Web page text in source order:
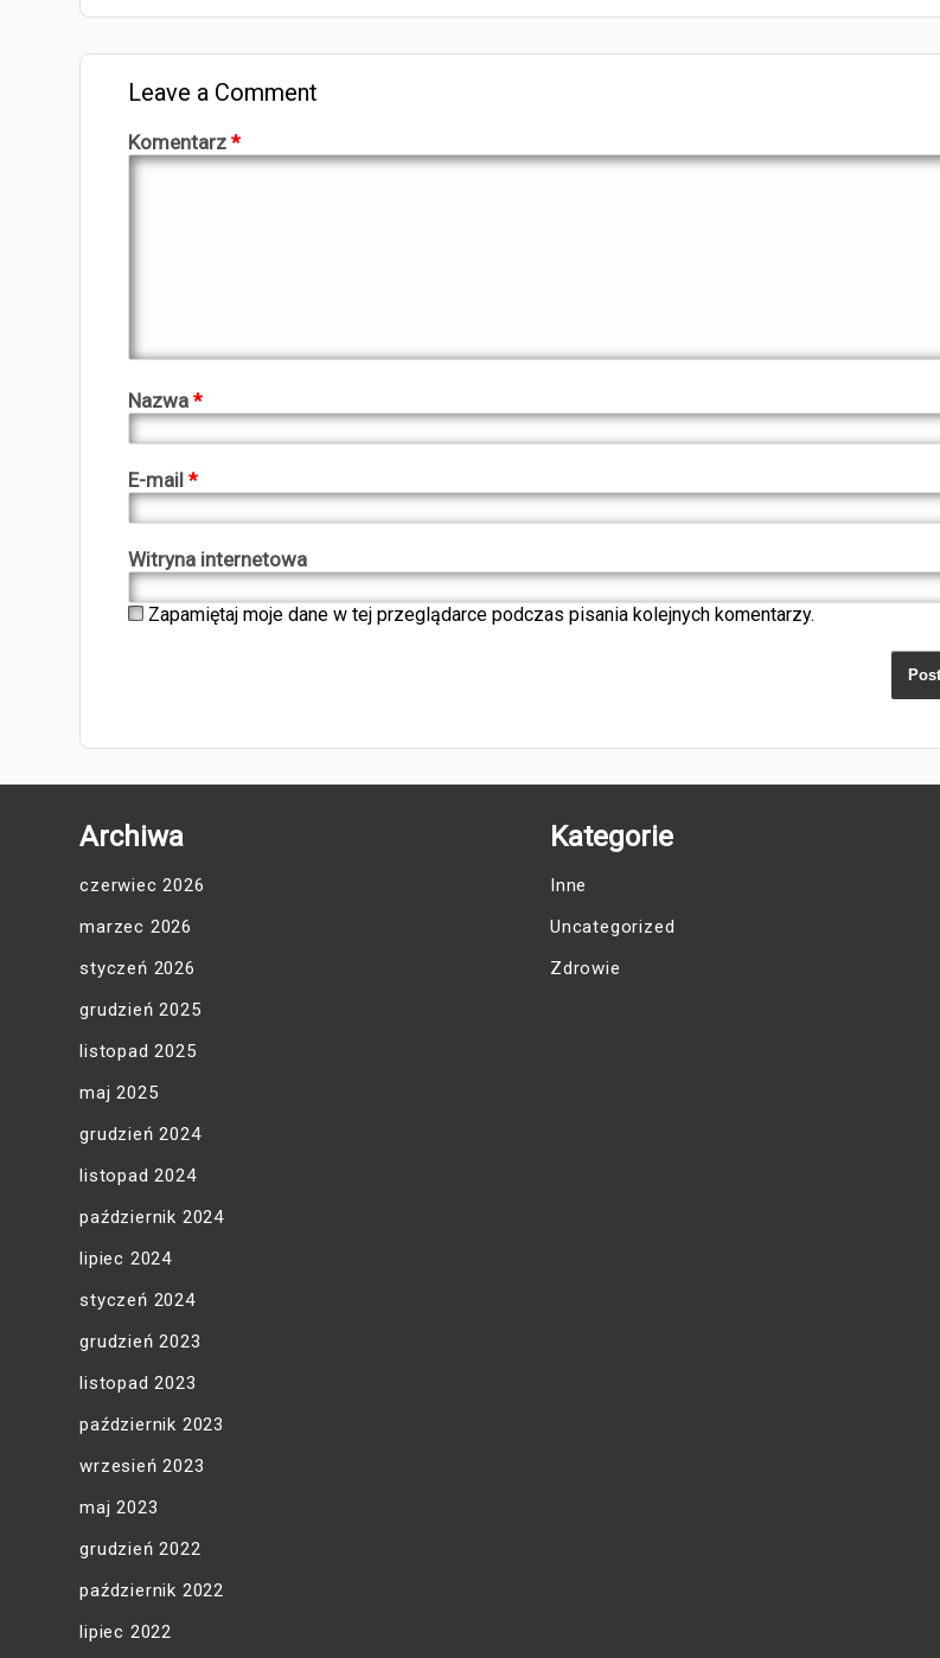
Leave a Comment
Komentarz*
Nazwa*
E-mail*
Witryna internetowa
Zapamiętaj moje dane w tej przeglądarce podczas pisania kolejnych komentarzy.
Archiwa
czerwiec 2026
marzec 2026
styczeń 2026
grudzień 2025
listopad 2025
maj 2025
grudzień 2024
listopad 2024
październik 2024
lipiec 2024
styczeń 2024
grudzień 2023
listopad 2023
październik 2023
wrzesień 2023
maj 2023
grudzień 2022
październik 2022
lipiec 2022
Kategorie
Inne
Uncategorized
Zdrowie